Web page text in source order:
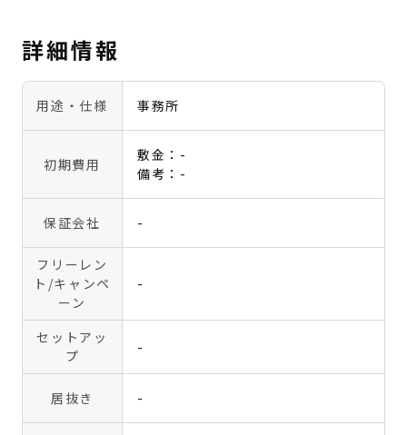
詳細情報
用途・仕様 事務所
初期費用
敷金：-
備考：-
保証会社 -
フリーレン
ト /キャンペ
ーン
-
セットアッ
プ
-
居抜き -